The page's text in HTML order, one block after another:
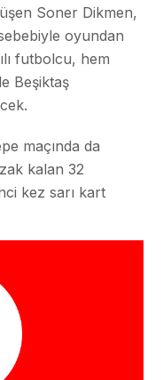
Soner Dikmen,
oyundan
futbolcu, hem
Beşiktaş
maçında da
kalan 32
kez sarı kart